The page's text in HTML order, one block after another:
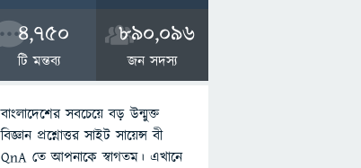
4,750
টি মন্তব্য
890,096
জন সদস্য
বাংলাদেশের সবচেয়ে বড় উন্মুক্ত
বিজ্ঞান প্রশ্নোত্তর সাইট সায়েন্স বী
QnA তে আপনাকে স্বাগতম। এখানে